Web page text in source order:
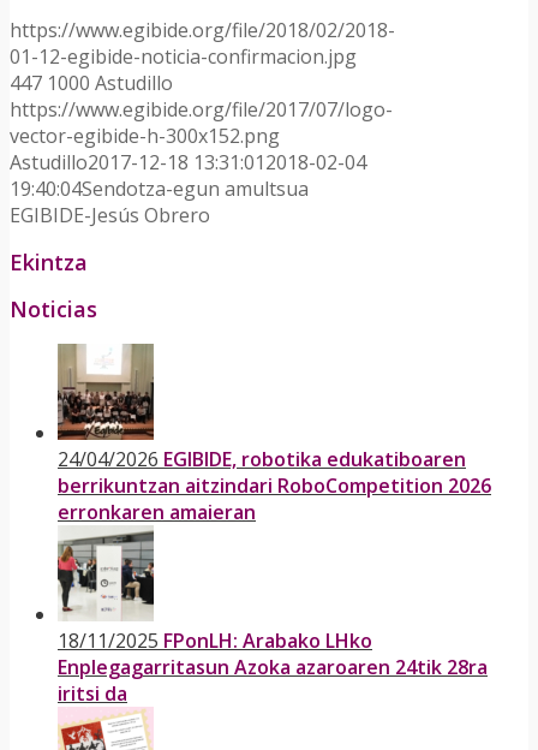
https://www.egibide.org/file/2018/02/2018-
01-12-egibide-noticia-confirmacion.jpg
447 1000 Astudillo
https://www.egibide.org/file/2017/07/logo-
vector-egibide-h-300x152.png
Astudillo2017-12-18 13:31:012018-02-04
19:40:04Sendotza-egun amultsua
EGIBIDE-Jesús Obrero
Ekintza
Noticias
24/04/2026 EGIBIDE, robotika edukatiboaren
berrikuntzan aitzindari RoboCompetition 2026
erronkaren amaieran
18/11/2025 FPonLH: Arabako LHko
Enplegagarritasun Azoka azaroaren 24tik 28ra
iritsi da